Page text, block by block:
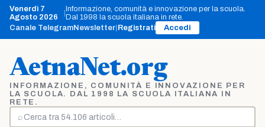
Vai
contenuto
Venerdì 7
Agosto 2026
Informazione, comunità e innovazione per la scuola.
Dal 1998 la scuola italiana in rete.
Canale TelegramNewsletter Registrati Accedi
AetnaNet.org
INFORMAZIONE, COMUNITÀ E INNOVAZIONE PER
LA SCUOLA. DAL 1998 LA SCUOLA ITALIANA IN
RETE.
⌕
Cerca